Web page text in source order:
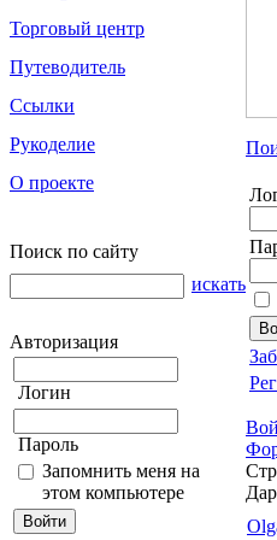
Торговый центр
Путеводитель
Ссылки
Рукоделие
О проекте
Поиск по сайту
искать
Авторизация
Логин
Пароль
Запомнить меня на
этом компьютере